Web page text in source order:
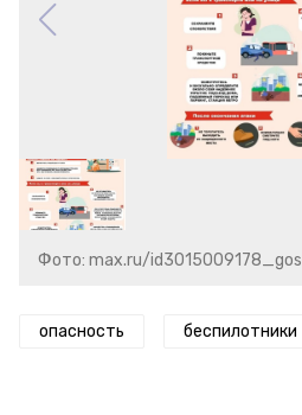
Фото: max.ru/id3015009178_gos
опасность беспилотники